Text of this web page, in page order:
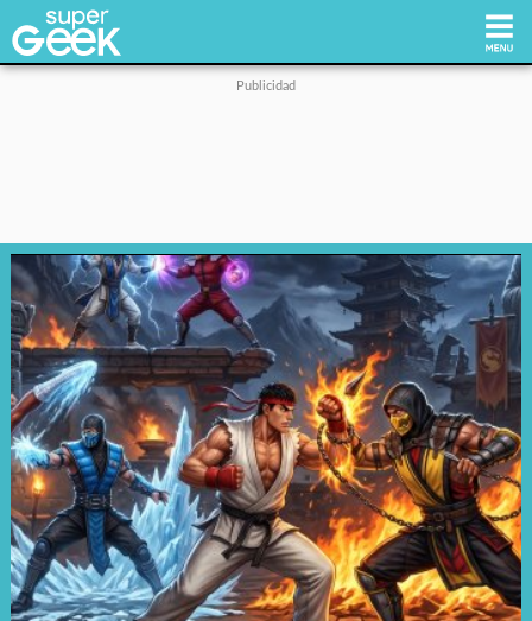
Tecnología
Videojuegos
Reviews
Cultura Pop
Streaming
Síguenos: